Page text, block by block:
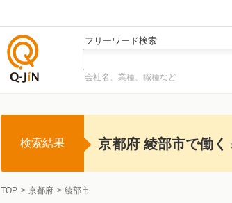
人サイ
フリーワード検索
会社名、業種、職種など
検索結果 京都府 綾部市で働く
TOP 京都府 綾部市